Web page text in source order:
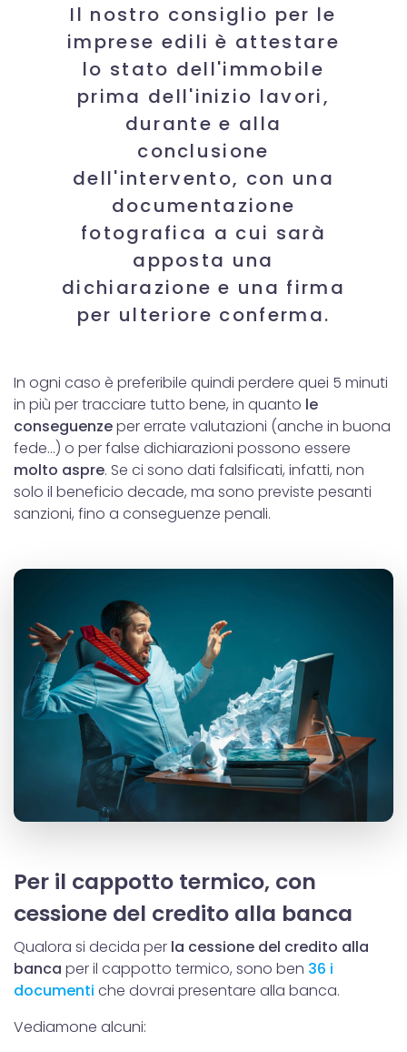
Il nostro consiglio per le
imprese edili è attestare
lo stato dell'immobile
prima dell'inizio lavori,
durante e alla
conclusione
dell'intervento, con una
documentazione
fotografica a cui sarà
apposta una
dichiarazione e una firma
per ulteriore conferma.
In ogni caso è preferibile quindi perdere quei 5 minuti
in più per tracciare tutto bene, in quanto le
conseguenzeper errate valutazioni (anche in buona
fede...) o per false dichiarazioni possono essere
molto aspre. Se ci sono dati falsificati, infatti, non
solo il beneficio decade, ma sono previste pesanti
sanzioni, fino a conseguenze penali.
Per il cappotto termico, con
cessione del credito alla banca
Qualora si decida per la cessione del credito alla
banca per il cappotto termico, sono ben 36 i
documenti che dovrai presentare alla banca.
Vediamone alcuni: